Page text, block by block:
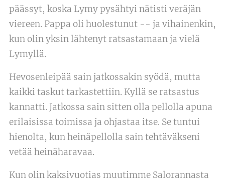
päässyt, koska Lymy pysähtyi nätisti veräjän
viereen. Pappa oli huolestunut -- ja vihainenkin,
kun olin yksin lähtenyt ratsastamaan ja vielä
Lymyllä.
Hevosenleipää sain jatkossakin syödä, mutta
kaikki taskut tarkastettiin. Kyllä se ratsastus
kannatti. Jatkossa sain sitten olla pellolla apuna
erilaisissa toimissa ja ohjastaa itse. Se tuntui
hienolta, kun heinäpellolla sain tehtäväkseni
vetää heinäharavaa.
Kun olin kaksivuotias muutimme Salorannasta